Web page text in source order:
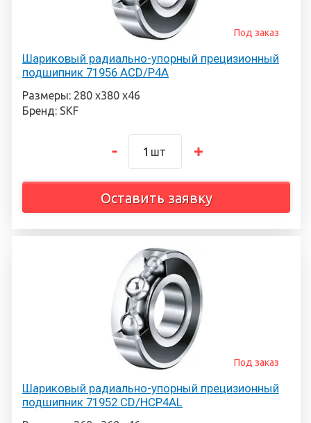
Шариковый радиально-упорный прецизионный
подшипник 71956 ACD/P4A
Под заказ
Размеры: 280 х380 х46
Бренд: SKF
шт
Оставить заявку
Шариковый радиально-упорный прецизионный
подшипник 71952 CD/HCP4AL
Под заказ